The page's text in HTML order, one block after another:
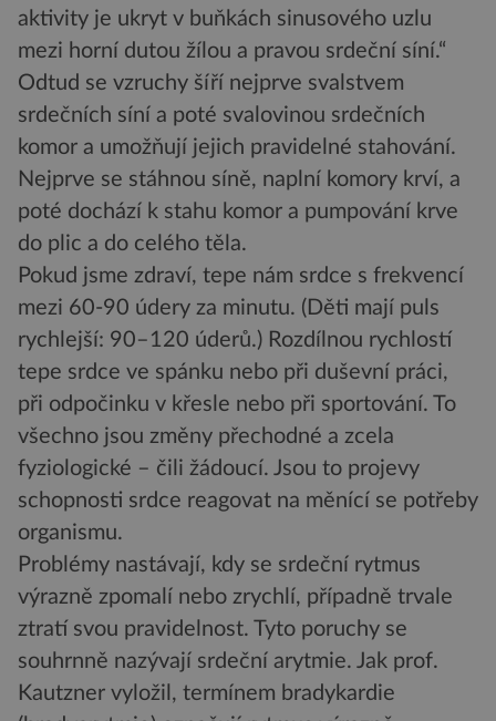
aktivity je ukryt v buňkách sinusového uzlu
mezi horní dutou žílou a pravou srdeční síní.“
Odtud se vzruchy šíří nejprve svalstvem
srdečních síní a poté svalovinou srdečních
komor a umožňují jejich pravidelné stahování.
Nejprve se stáhnou síně, naplní komory krví, a
poté dochází k stahu komor a pumpování krve
do plic a do celého těla.
Pokud jsme zdraví, tepe nám srdce s frekvencí
mezi 60-90 údery za minutu. (Děti mají puls
rychlejší: 90–120 úderů.) Rozdílnou rychlostí
tepe srdce ve spánku nebo při duševní práci,
při odpočinku v křesle nebo při sportování. To
všechno jsou změny přechodné a zcela
fyziologické – čili žádoucí. Jsou to projevy
schopnosti srdce reagovat na měnící se potřeby
organismu.
Problémy nastávají, kdy se srdeční rytmus
výrazně zpomalí nebo zrychlí, případně trvale
ztratí svou pravidelnost. Tyto poruchy se
souhrnně nazývají srdeční arytmie. Jak prof.
Kautzner vyložil, termínem bradykardie